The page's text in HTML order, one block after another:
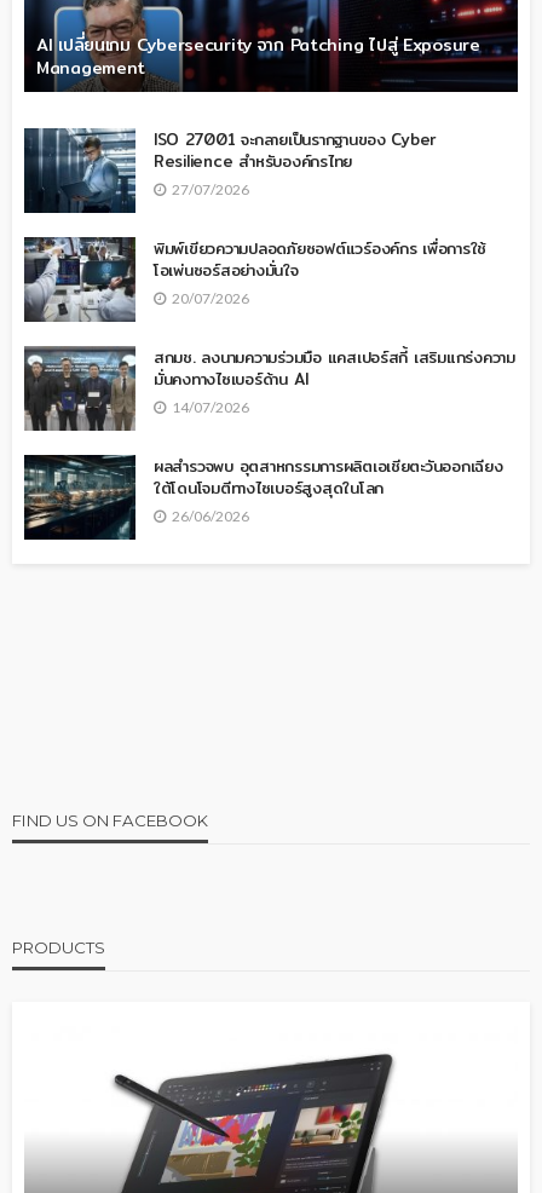
AI เปลี่ยนเกม Cybersecurity จาก Patching ไปสู่ Exposure
Management
ISO 27001 จะกลายเป็นรากฐานของ Cyber
Resilience สำหรับองค์กรไทย
27/07/2026
พิมพ์เขียวความปลอดภัยซอฟต์แวร์องค์กร เพื่อการใช้
โอเพ่นซอร์สอย่างมั่นใจ
20/07/2026
สกมช. ลงนามความร่วมมือ แคสเปอร์สกี้ เสริมแกร่งความ
มั่นคงทางไซเบอร์ด้าน AI
14/07/2026
ผลสำรวจพบ อุตสาหกรรมการผลิตเอเชียตะวันออกเฉียง
ใต้โดนโจมตีทางไซเบอร์สูงสุดในโลก
26/06/2026
FIND US ON FACEBOOK
PRODUCTS